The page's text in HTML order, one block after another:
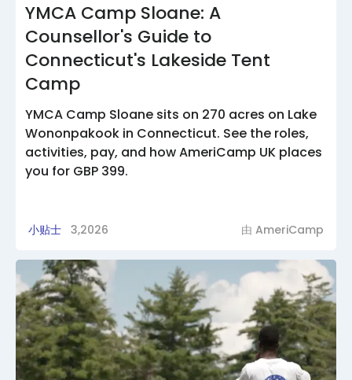
YMCA Camp Sloane: A
Counsellor's Guide to
Connecticut's Lakeside Tent
Camp
YMCA Camp Sloane sits on 270 acres on Lake
Wononpakook in Connecticut. See the roles,
activities, pay, and how AmeriCamp UK places
you for GBP 399.
小贴士 3,2026 由 AmeriCamp